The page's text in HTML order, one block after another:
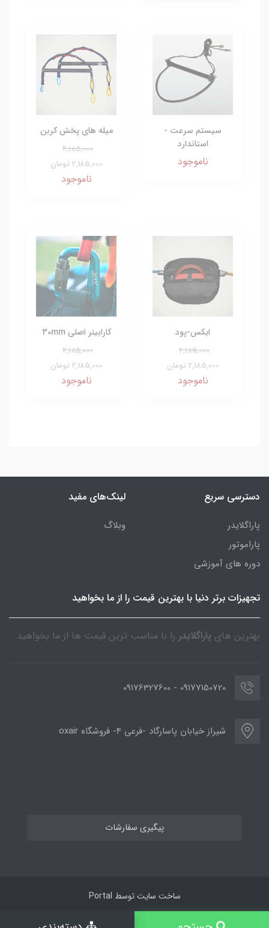
سیستم سرعت -
استاندارد
ناموجود
میله های پخش کربن
2,185,000
2,185,000 تومان
ناموجود
ایکس-پود
2,185,000
2,185,000 تومان
ناموجود
کارابینر اصلی 30mm
2,185,000
2,185,000 تومان
ناموجود
دسترسی سریع
پاراگلایدر
پاراموتور
دوره های آموزشی
لینک‌های مفید
وبلاگ
تجهیزات برتر دنیا با بهترین قیمت را از ما بخواهید
بهترین های پاراگلایدر را با مناسب ترین قیمت ها از ما بخواهید
09177150720 - 09176327600
شیراز خیابان پاسارگاد -فرعی 4- فروشگاه oxair
پیگیری سفارشات
ساخت سایت توسط Portal